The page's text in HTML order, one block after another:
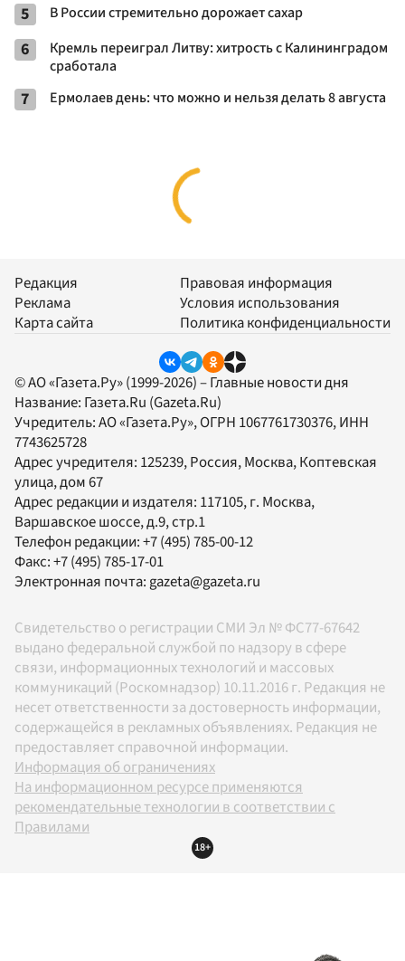
5 В России стремительно дорожает сахар
6
Кремль переиграл Литву: хитрость с Калининградом
сработала
7 Ермолаев день: что можно и нельзя делать 8 августа
Редакция
Реклама
Карта сайта
Правовая информация
Условия использования
Политика конфиденциальности
© АО «Газета.Ру» (1999-2026) – Главные новости дня
Название: Газета.Ru (Gazeta.Ru)
Учредитель:АО «Газета.Ру», ОГРН 1067761730376, ИНН
7743625728
Адрес учредителя: 125239, Россия, Москва, Коптевская
улица, дом 67
Адрес редакции и издателя: 117105, г. Москва,
Варшавское шоссе, д.9, стр.1
Телефон редакции:+7 (495) 785-00-12
Факс:+7 (495) 785-17-01
Электронная почта:gazeta@gazeta.ru
Свидетельство о регистрации СМИ Эл № ФС77-67642
выдано федеральной службой по надзору в сфере
связи, информационных технологий и массовых
коммуникаций (Роскомнадзор) 10.11.2016 г. Редакция не
несет ответственности за достоверность информации,
содержащейся в рекламных объявлениях. Редакция не
предоставляет справочной информации.
Информация об ограничениях
На информационном ресурсе применяются
рекомендательные технологии в соответствии с
Правилами
18+